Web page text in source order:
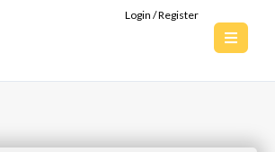
Login / Register